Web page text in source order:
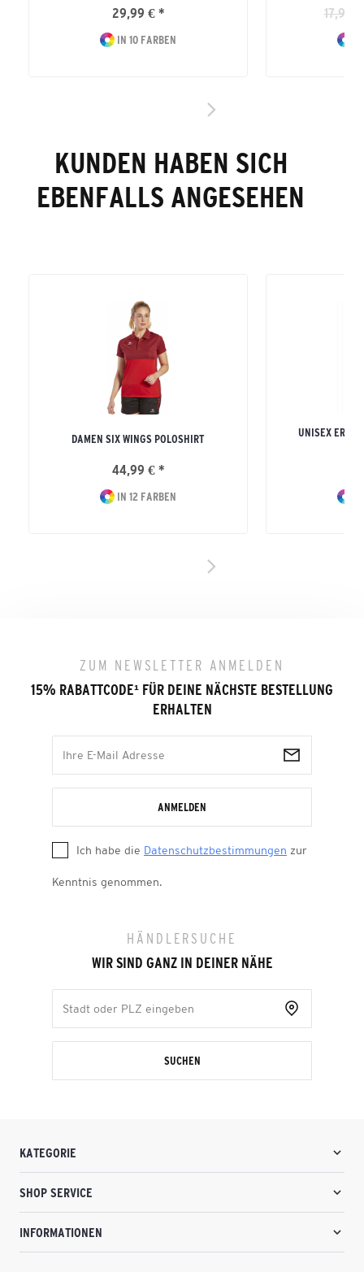
29,99 € *
IN 10 FARBEN
17,99
KUNDEN HABEN SICH
EBENFALLS ANGESEHEN
DAMEN SIX WINGS POLOSHIRT
44,99 € *
IN 12 FARBEN
UNISEX
ZUM NEWSLETTER ANMELDEN
15% RABATTCODE¹ FÜR DEINE NÄCHSTE BESTELLUNG
ERHALTEN
ANMELDEN
Ich habe die Datenschutzbestimmungen zur
Kenntnis genommen.
HÄNDLERSUCHE
WIR SIND GANZ IN DEINER NÄHE
SUCHEN
KATEGORIE
SHOP SERVICE
INFORMATIONEN